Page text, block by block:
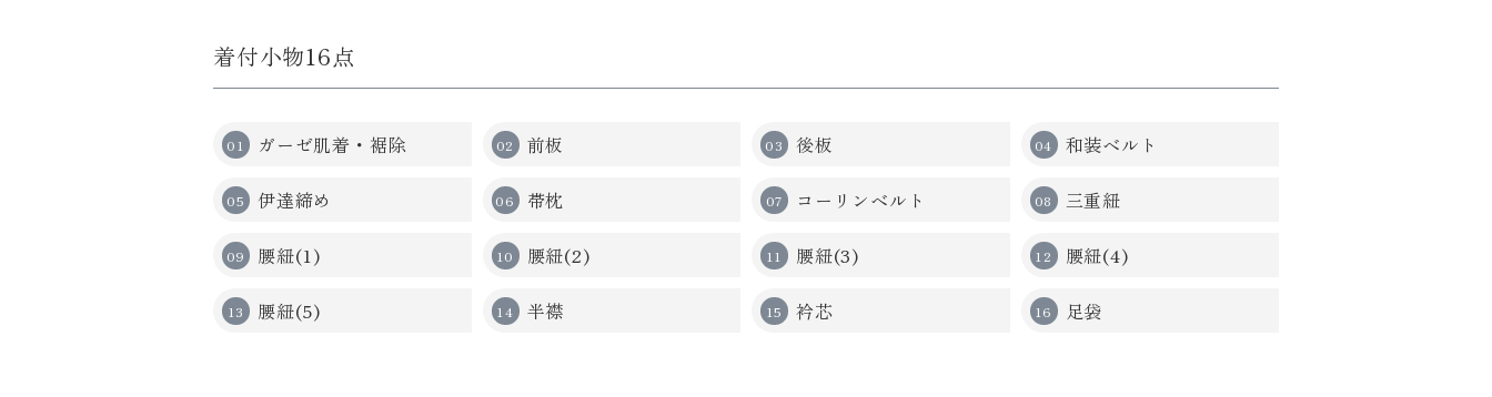
着付小物16点
ガーゼ肌着・裾除 前板 後板 和装ベルト
伊達締め 帯枕 コーリンベルト 三重紐
腰紐(1) 腰紐(2) 腰紐(3) 腰紐(4)
腰紐(5) 半襟 衿芯 足袋